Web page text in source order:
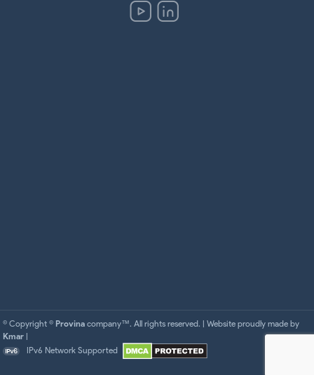
© Copyright © Provina company™. All rights reserved. | Website proudly made by
Kmar |
IPv6 Network Supported